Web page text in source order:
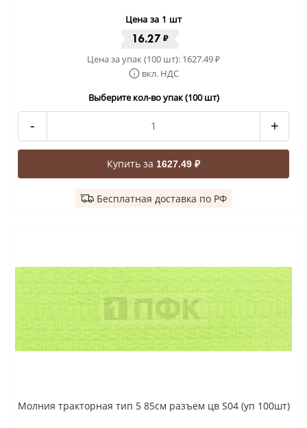
Цена за 1 шт
16.27₽
Цена за упак (100 шт): 1627.49₽
вкл. НДС
Выберите кол-во упак (100 шт)
- +
Купить за 1627.49 ₽
Бесплатная доставка по РФ
Молния тракторная тип 5 85см разъем цв S04 (уп 100шт)